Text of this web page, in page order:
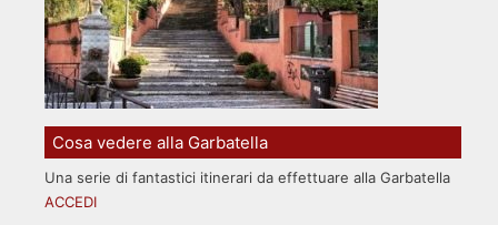
Cosa vedere alla Garbatella
Una serie di fantastici itinerari da effettuare alla Garbatella
ACCEDI